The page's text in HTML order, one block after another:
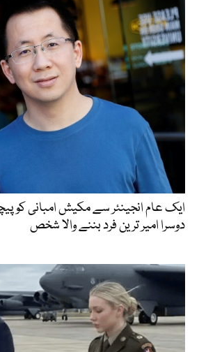
ایک عام انجینئر سے مکیش امبانی کو
دوسرا امیر ترین فرد بننے والا شخص